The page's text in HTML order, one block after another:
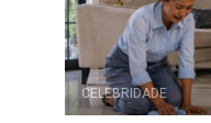
CELEBRIDADE